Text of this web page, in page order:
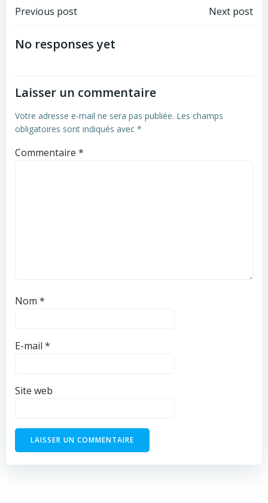
Navigation
de
Previous post
Navigation
Next post
No responses yet
Laisser un commentaire
Votre adresse e-mail ne sera pas publiée. Les champs
obligatoires sont indiqués avec *
Commentaire *
Nom *
E-mail *
Site web